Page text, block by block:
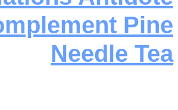
Pine
Needle Tea